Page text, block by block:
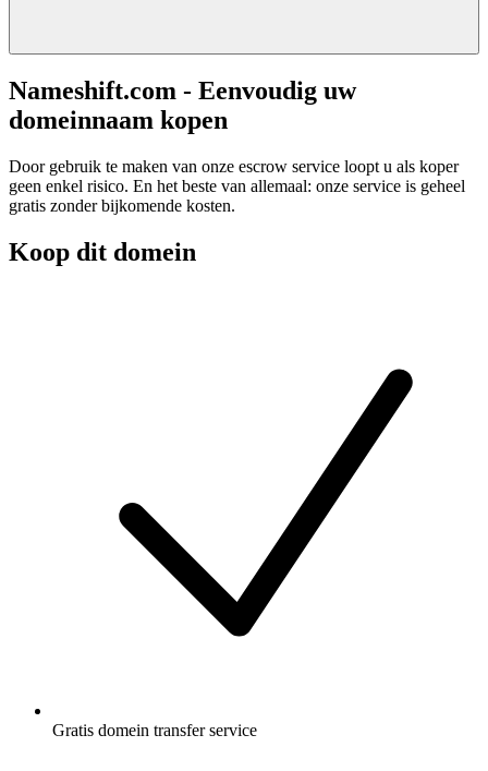
Nameshift.com - Eenvoudig uw
domeinnaam kopen
Door gebruik te maken van onze escrow service loopt u als koper
geen enkel risico. En het beste van allemaal: onze service is geheel
gratis zonder bijkomende kosten.
Koop dit domein
Gratis domein transfer service